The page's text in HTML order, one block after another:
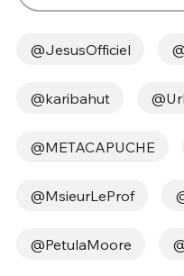
@JesusOfficiel
@karibahut
@METACAPUCHE
@MsieurLeProf
@PetulaMoore